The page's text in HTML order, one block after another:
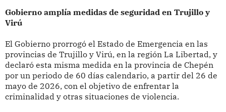
Gobierno amplía medidas de seguridad en Trujillo y
Virú
El Gobierno prorrogó el Estado de Emergencia en las
provincias de Trujillo y Virú, en la región La Libertad, y
declaró esta misma medida en la provincia de Chepén
por un periodo de 60 días calendario, a partir del 26 de
mayo de 2026, con el objetivo de enfrentar la
criminalidad y otras situaciones de violencia.